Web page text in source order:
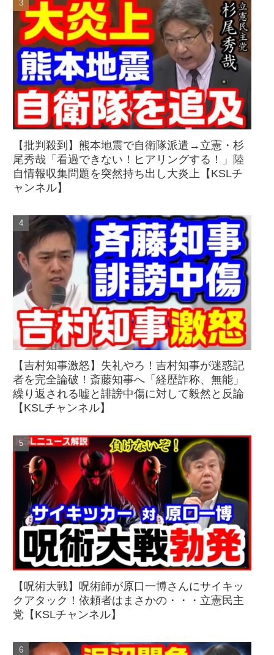
【批判殺到】熊本地震で自衛隊派遣→立憲・杉
尾秀哉「看過できない！ヒアリングする！」陸
自情報収集問題を突然持ち出し大炎上【KSLチ
ャンネル】
【吉村知事激怒】失礼やろ！吉村知事が迷惑記
者を完全論破！斎藤知事へ「経歴詐称、無能」
繰り返される嘘と誹謗中傷に対して毅然と反論
【KSLチャンネル】
【呪術大戦】呪術師が原口一博さんにサイキッ
クアタック！依頼者はまさかの・・・立憲民主
党【KSLチャンネル】